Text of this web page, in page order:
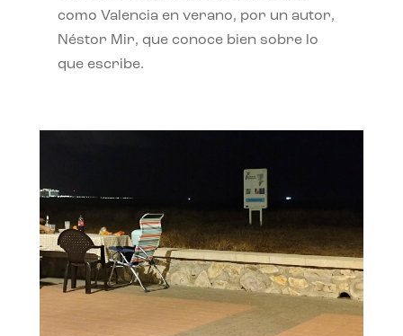
como Valencia en verano, por un autor,
Néstor Mir, que conoce bien sobre lo
que escribe.